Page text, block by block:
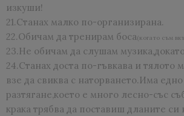
изкуши!
21.Станах малко по-организирана.
22.Обичам да тренирам боса(когато съм
23.Не обичам да слушам
24.Станах доста по-гъвкава и тялото
взе да свиква с наторването.Има
разтягане,което е много лесно-със
крака трябва да поставиш дланите си